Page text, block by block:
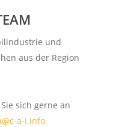
und
aus der Region
sich gerne an
a-i.info